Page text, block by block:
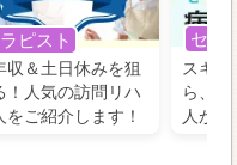
ピスト
収＆土日休みを狙
！人気の訪問リハ
をご紹介します！
セラ
スキ
ら、
人が